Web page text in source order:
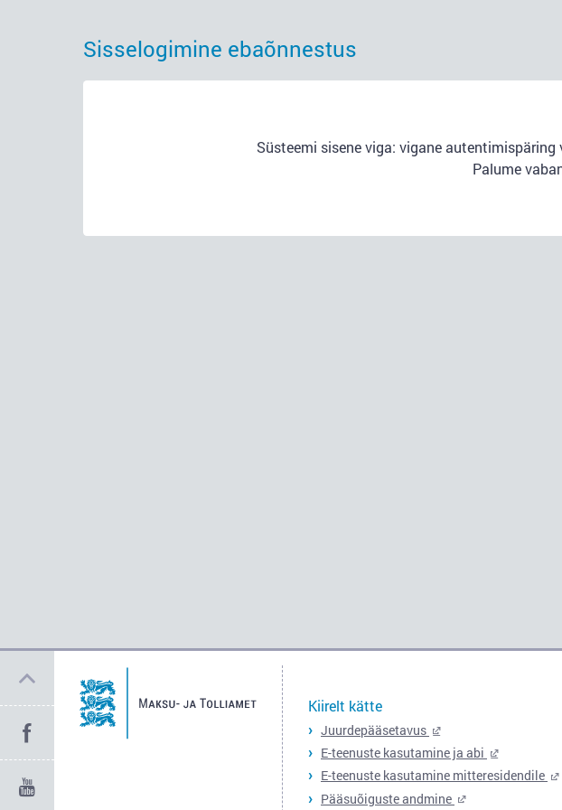
Sisselogimine ebaõnnestus
Süsteemi sisene viga: vigane
Palume
Kiirelt kätte
Juurdepääsetavus
E-teenuste kasutamine ja abi
E-teenuste kasutamine mitteresidendile
Pääsuõiguste andmine